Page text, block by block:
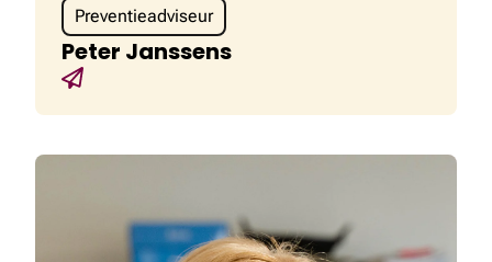
Preventieadviseur
Peter Janssens